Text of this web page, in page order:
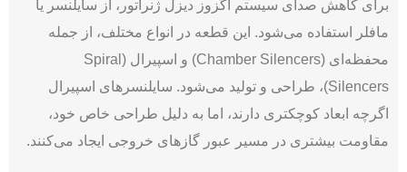
برای کاهش صدای سیستم اگزوز دیزل ژنراتور، از سایلنسر یا
مافلر استفاده می‌شود. این قطعه در انواع مختلف، از جمله
محفظه‌ای (Chamber Silencers) و اسپیرال (Spiral
Silencers)، طراحی و تولید می‌شود. سایلنسرهای اسپیرال
اگرچه ابعاد کوچکتری دارند، اما به دلیل طراحی خاص خود،
مقاومت بیشتری در مسیر عبور گازهای خروجی ایجاد می‌کنند.